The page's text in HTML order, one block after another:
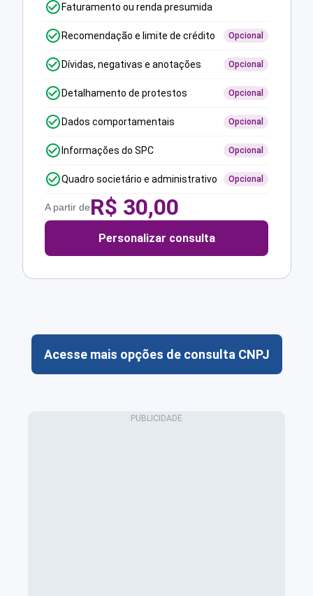
Faturamento ou renda presumida
Recomendação e limite de crédito Opcional
Dívidas, negativas e anotações Opcional
Detalhamento de protestos Opcional
Dados comportamentais Opcional
Informações do SPC Opcional
Quadro societário e administrativo Opcional
A partir deR$ 30,00
Personalizar consulta
Acesse mais opções de consulta CNPJ